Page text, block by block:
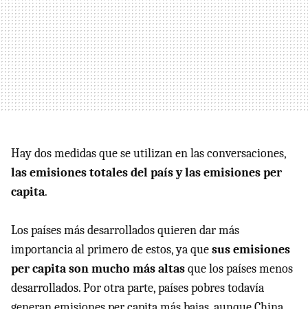
Hay dos medidas que se utilizan en las conversaciones,
las emisiones totales del país y las emisiones per
capita.
Los países más desarrollados quieren dar más
importancia al primero de estos, ya quesus emisiones
per capita son mucho más altasque los países menos
desarrollados. Por otra parte, países pobres todavía